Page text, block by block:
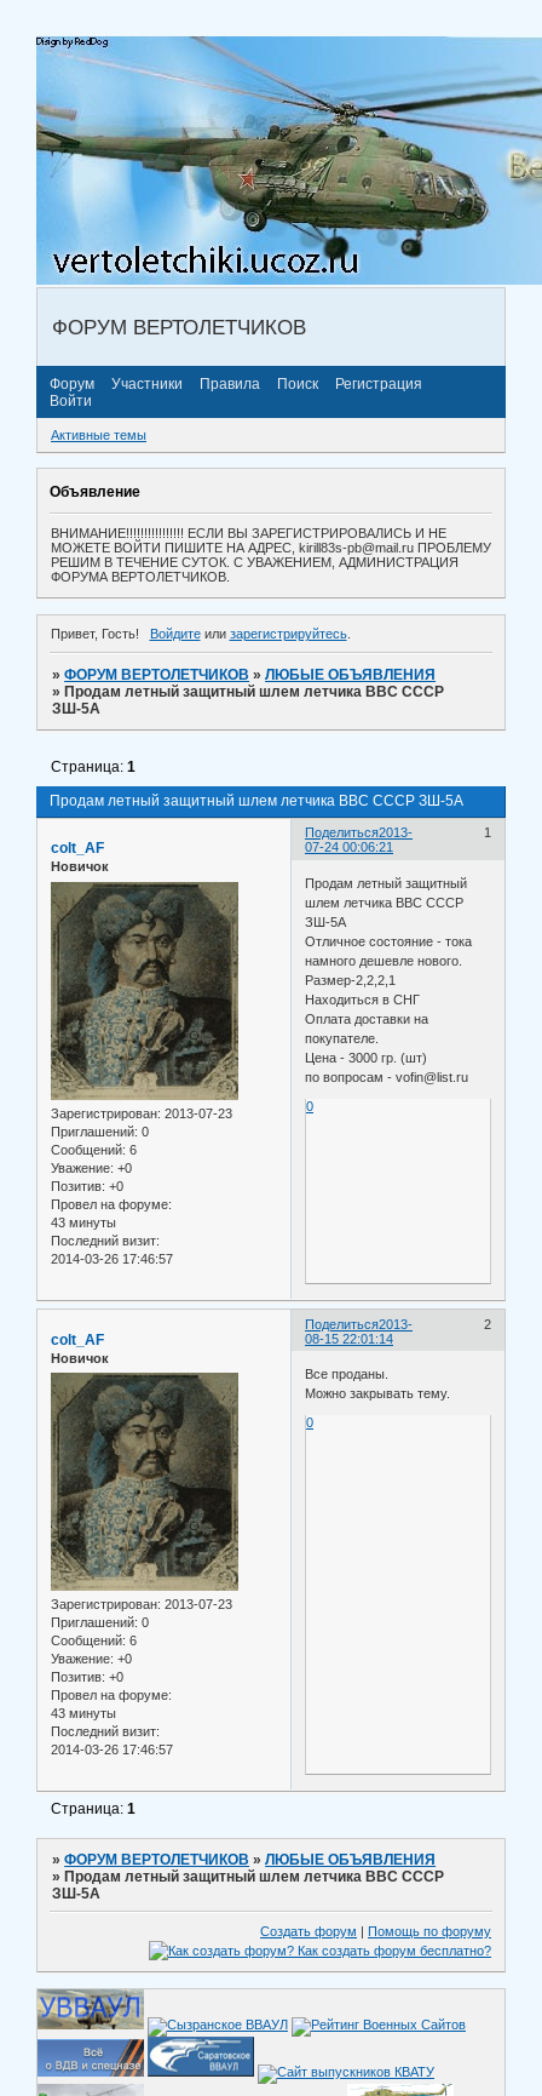
ФОРУМ ВЕРТОЛЕТЧИКОВ
Форум Участники Правила Поиск
Регистрация
Войти
Активные темы
Объявление
ВНИМАНИЕ!!!!!!!!!!!!!!!! ЕСЛИ ВЫ ЗАРЕГИСТРИРОВАЛИСЬ И НЕ
МОЖЕТЕ ВОЙТИ ПИШИТЕ НА АДРЕС, kirill83s-pb@mail.ru ПРОБЛЕМУ
РЕШИМ В ТЕЧЕНИЕ СУТОК. С УВАЖЕНИЕМ, АДМИНИСТРАЦИЯ
ФОРУМА ВЕРТОЛЕТЧИКОВ.
Привет, Гость! Войдитеили зарегистрируйтесь.
»ФОРУМ ВЕРТОЛЕТЧИКОВ »ЛЮБЫЕ ОБЪЯВЛЕНИЯ
» Продам летный защитный шлем летчика ВВС СССР
ЗШ-5А
Продам летный защитный шлем летчика ВВС СССР ЗШ-5А
Страница:1
Поделиться 1
2013-
07-24 00:06:21
colt_AF
Новичок
Зарегистрирован: 2013-07-23
Приглашений: 0
Сообщений: 6
Уважение: +0
Позитив: +0
Провел на форуме:
43 минуты
Последний визит:
2014-03-26 17:46:57
Продам летный защитный
шлем летчика ВВС СССР
ЗШ-5А
Отличное состояние - тока
намного дешевле нового.
Размер-2,2,2,1
Находиться в СНГ
Оплата доставки на
покупателе.
Цена - 3000 гр. (шт)
по вопросам - vofin@list.ru
0
Поделиться 2
2013-
08-15 22:01:14
colt_AF
Новичок
Зарегистрирован: 2013-07-23
Приглашений: 0
Сообщений: 6
Уважение: +0
Позитив: +0
Провел на форуме:
43 минуты
Последний визит:
2014-03-26 17:46:57
Все проданы.
Можно закрывать тему.
0
Страница:1
»ФОРУМ ВЕРТОЛЕТЧИКОВ »ЛЮБЫЕ ОБЪЯВЛЕНИЯ
»Продам летный защитный шлем летчика ВВС СССР
ЗШ-5А
Создать форум | Помощь по форуму